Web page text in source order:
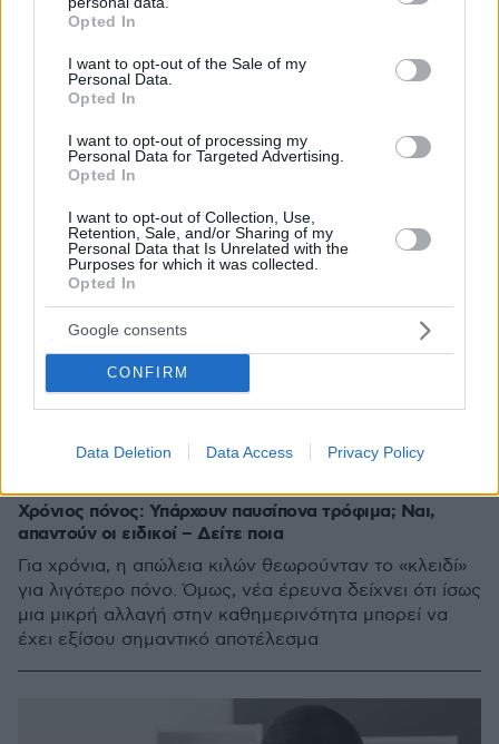
grant or deny consent to Google and its third-party tags to
use your data for below specified purposes in below Google
consent section.
Opted In
I want to opt-out of the Sale of my
Personal Data.
Opted In
I want to opt-out of processing my
Personal Data for Targeted Advertising.
Opted In
I want to opt-out of Collection, Use,
Retention, Sale, and/or Sharing of my
Personal Data that Is Unrelated with the
Purposes for which it was collected.
Opted In
Google consents
CONFIRM
Data Deletion Data Access Privacy Policy
Χρόνιος πόνος: Υπάρχουν παυσίπονα τρόφιμα; Ναι,
απαντούν οι ειδικοί – Δείτε ποια
Για χρόνια, η απώλεια κιλών θεωρούνταν το «κλειδί»
για λιγότερο πόνο. Όμως, νέα έρευνα δείχνει ότι ίσως
μια μικρή αλλαγή στην καθημερινότητα μπορεί να
έχει εξίσου σημαντικό αποτέλεσμα